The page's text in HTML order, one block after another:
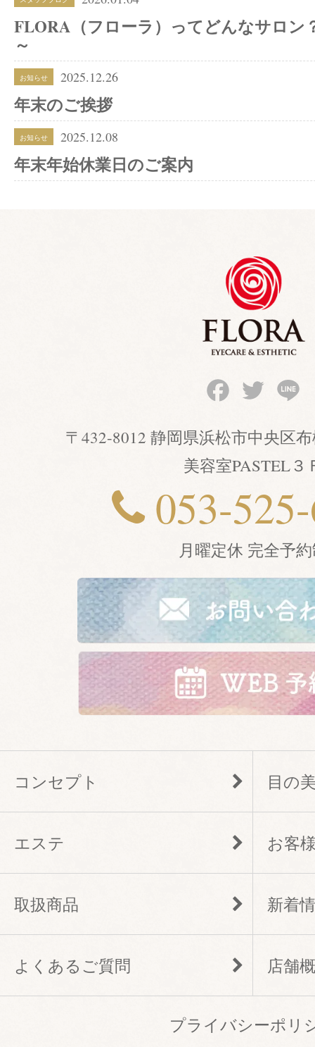
FLORA（フローラ）ってどんなサロ
～
お知らせ 2025.12.26
年末のご挨拶
お知らせ 2025.12.08
年末年始休業日のご案内
Facebook Twitter
〒432-8012 静岡県浜松市中央区
美容室PASTEL３
053-
月曜定休 完全予
コンセプト 目の
エステ お客
取扱商品 新着
よくあるご質問 店舗
プライバシーポリ